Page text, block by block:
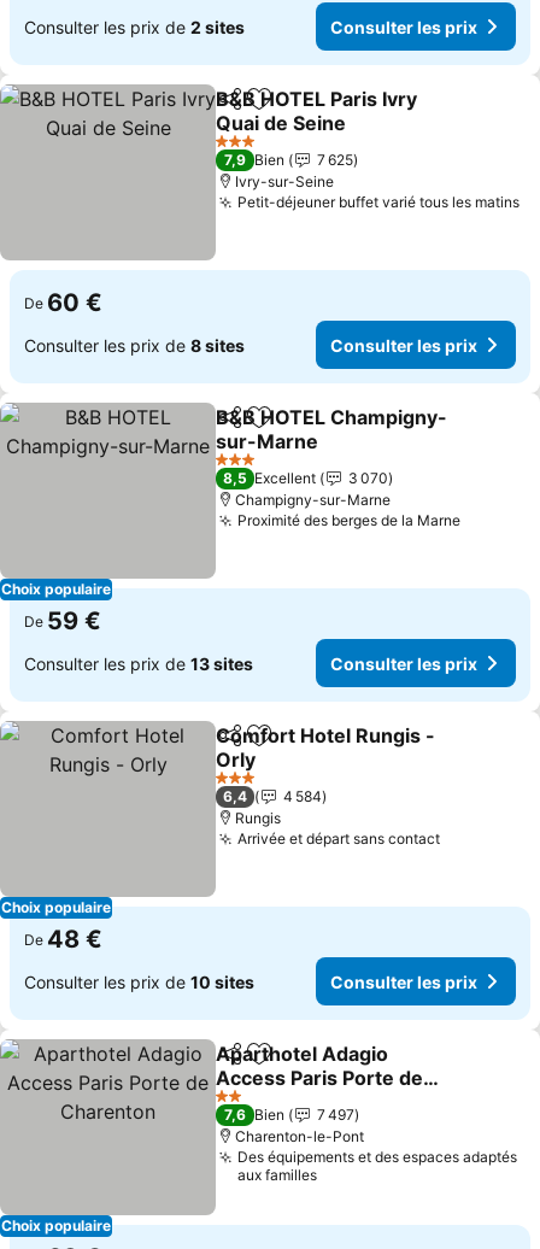
Consulter les prix de 2 sites Consulter les prix
PartagerAjouter à mes favoris
B&B HOTEL Paris Ivry
Quai de Seine
3 Étoiles
7,9 Bien
7 625
Ivry-sur-Seine
Petit-déjeuner buffet varié tous les matins
De 60 €
Consulter les prix de 8 sites Consulter les prix
Choix populaire
PartagerAjouter à mes favoris
B&B HOTEL Champigny-
sur-Marne
3 Étoiles
8,5 Excellent
3 070
Champigny-sur-Marne
Proximité des berges de la Marne
De 59 €
Consulter les prix de 13 sites Consulter les prix
Choix populaire
PartagerAjouter à mes favoris
Comfort Hotel Rungis -
Orly
3 Étoiles
6,4
4 584
Rungis
Arrivée et départ sans contact
De 48 €
Consulter les prix de 10 sites Consulter les prix
Choix populaire
PartagerAjouter à mes favoris
Aparthotel Adagio
Access Paris Porte de
Charenton
2 Étoiles
7,6 Bien
7 497
Charenton-le-Pont
Des équipements et des espaces adaptés
aux familles